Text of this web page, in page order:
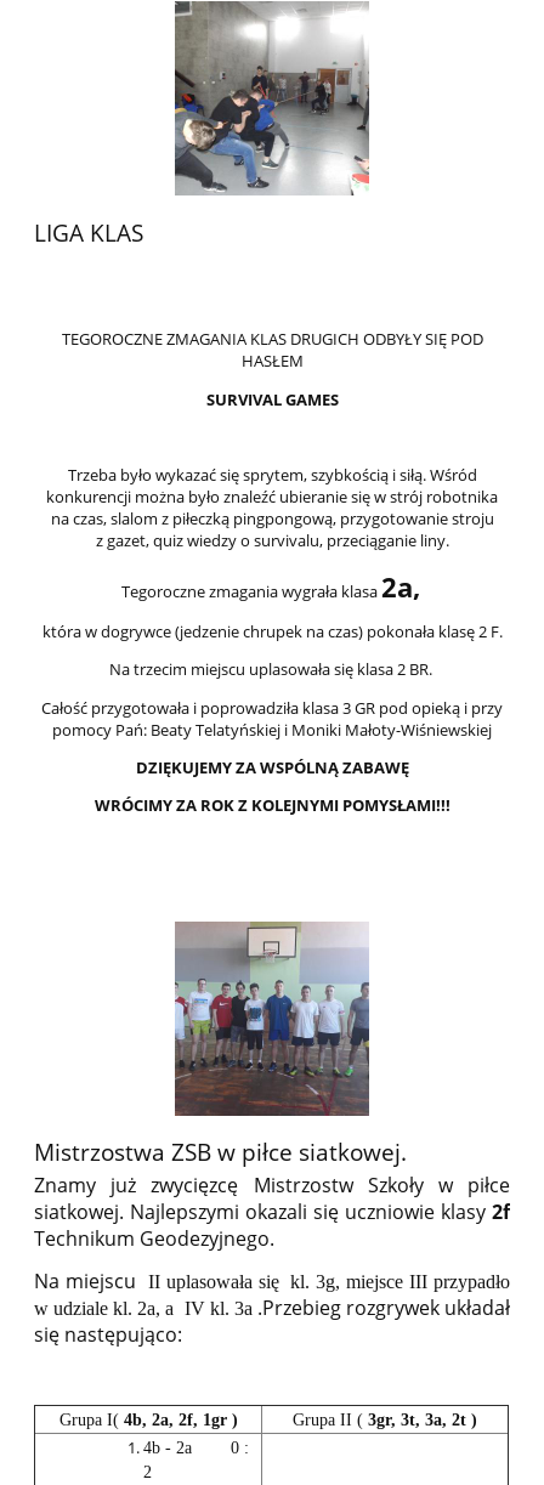
LIGA KLAS
TEGOROCZNE ZMAGANIA KLAS DRUGICH ODBYŁY SIĘ POD
HASŁEM
SURVIVAL GAMES
Trzeba było wykazać się sprytem, szybkością i siłą. Wśród
konkurencji można było znaleźć ubieranie się w strój robotnika
na czas, slalom z piłeczką pingpongową, przygotowanie stroju
z gazet, quiz wiedzy o survivalu, przeciąganie liny.
Tegoroczne zmagania wygrała klasa2a,
która w dogrywce (jedzenie chrupek na czas) pokonała klasę 2 F.
Na trzecim miejscu uplasowała się klasa 2 BR.
Całość przygotowała i poprowadziła klasa 3 GR pod opieką i przy
pomocy Pań: Beaty Telatyńskiej i Moniki Małoty-Wiśniewskiej
DZIĘKUJEMY ZA WSPÓLNĄ ZABAWĘ
WRÓCIMY ZA ROK Z KOLEJNYMI POMYSŁAMI!!!
Mistrzostwa ZSB w piłce siatkowej.
Znamy już zwycięzcę Mistrzostw Szkoły w piłce
siatkowej. Najlepszymi okazali się uczniowie klasy 2f
Technikum Geodezyjnego.
Na miejscu
II uplasowała się kl. 3g, miejsce III przypadło
w udziale kl. 2a, a IV kl. 3a.Przebieg rozgrywek układał
się następująco:
Grupa I( 4b, 2a, 2f, 1gr ) Grupa II (3gr, 3t, 3a, 2t )
4b - 2a 0 :
2